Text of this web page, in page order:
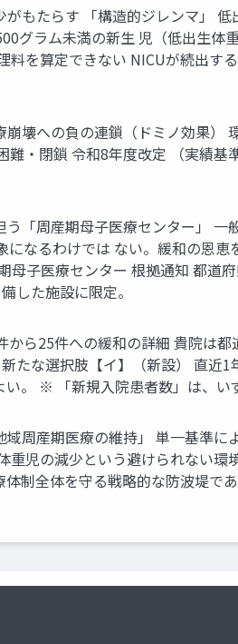
もたらす 「構造的ジレンマ」
グラム未満の新生 児（低出生
料を算定できない NICUが続出
壊への負の連鎖（ドミノ効果）
難・閉鎖 令和8年度改定 （実績
「周産期母子医療センター」
になるわけでは ない。緩和の恩
母子医療センター 根拠通知 都道
した施設に限定。
ら25件への緩和の詳細 貴院は
たな選択肢【イ】（新設） 直
。 ※ 「新規入院患者数」は、い
周産期医療の維持」 単一基準
重児の減少という避けられない
制全体を守る戦略的な防波堤であ